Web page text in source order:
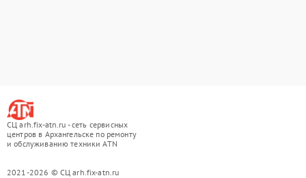
СЦ arh.fix-atn.ru - сеть сервисных
центров в Архангельске по ремонту
и обслуживанию техники ATN
2021-2026 © СЦ arh.fix-atn.ru